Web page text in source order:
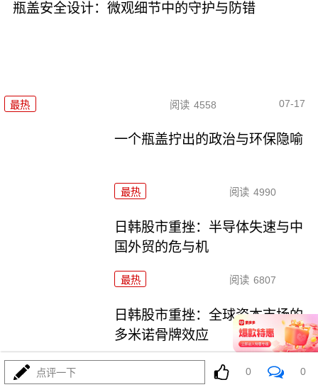
瓶盖安全设计：微观细节中的守护与防错
最热 阅读 4558 07-17
一个瓶盖拧出的政治与环保隐喻
最热 阅读 4990
日韩股市重挫：半导体失速与中
国外贸的危与机
最热 阅读 6807
日韩股市重挫：全球资本市场的
多米诺骨牌效应
阅读 5720
点评一下 0 0